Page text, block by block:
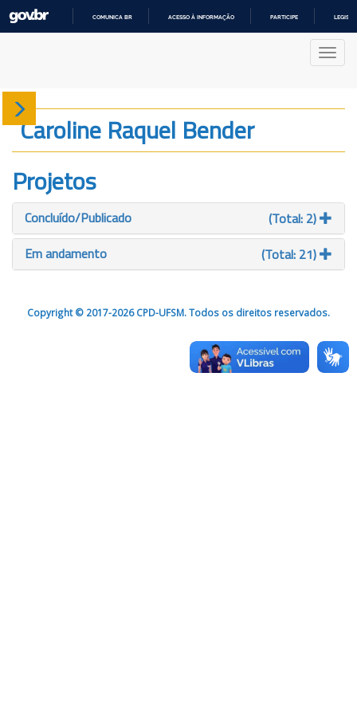
COMUNICA BR ACESSO À INFORMAÇÃO PARTICIPE
Sobre
Produção
Projetos
Gráficos
Caroline Raquel Bender
Projetos
Concluído/Publicado
(Total: 2)
Em andamento
(Total: 21)
Copyright © 2017-2026 CPD-UFSM. Todos os direitos reservados.